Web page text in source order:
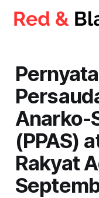
Anarko-
(PPAS)
Rakyat